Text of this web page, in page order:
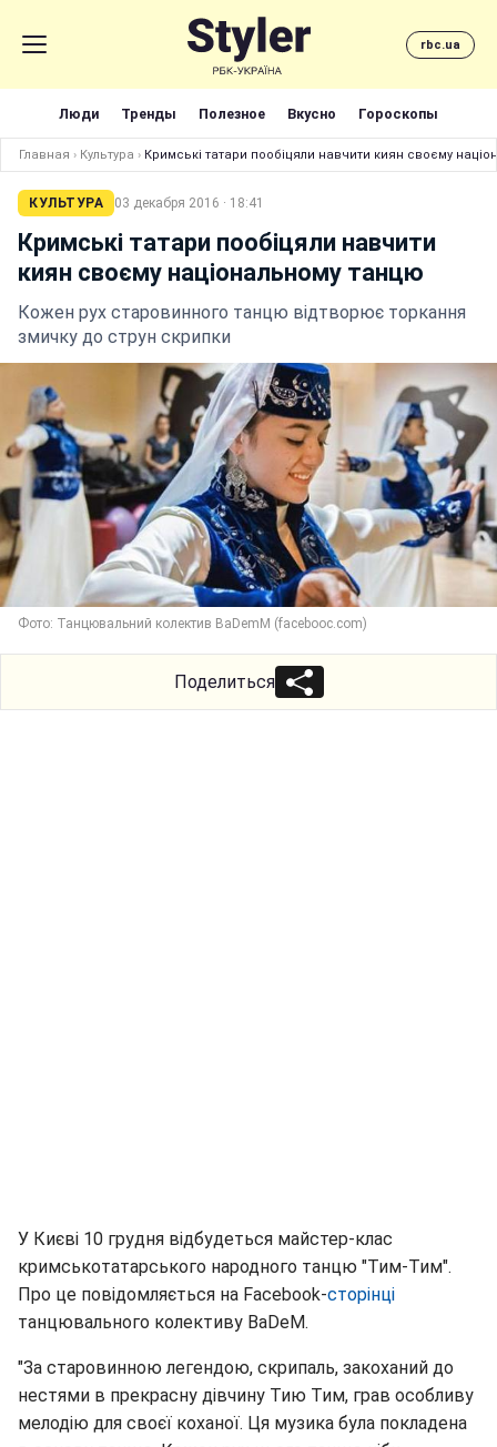
rbc.ua
Люди Тренды Полезное Вкусно Гороскопы
Главная › Культура › Кримські татари пообіцяли навчити киян своєму
КУЛЬТУРА 03 декабря 2016 · 18:41
Кримські татари пообіцяли навчити
киян своєму національному танцю
Кожен рух старовинного танцю відтворює торкання
змичку до струн скрипки
Фото: Танцювальний колектив BaDemM (facebooc.com)
Поделиться
У Києві 10 грудня відбудеться майстер-клас
кримськотатарського народного танцю "Тим-Тим".
Про це повідомляється на Facebook-сторінці
танцювального колективу BaDeM.
"За старовинною легендою, скрипаль, закоханий до
нестями в прекрасну дівчину Тию Тим, грав особливу
мелодію для своєї коханої. Ця музика була покладена